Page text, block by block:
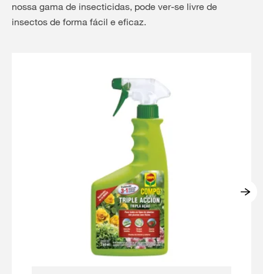
nossa gama de insecticidas, pode ver-se livre de
insectos de forma fácil e eficaz.